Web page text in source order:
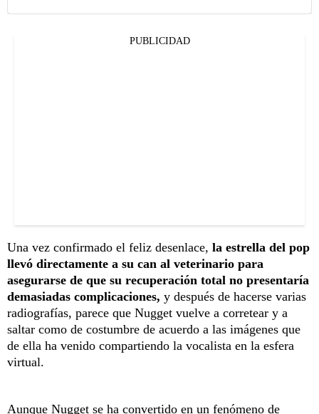
PUBLICIDAD
Una vez confirmado el feliz desenlace, la estrella del pop
llevó directamente a su can al veterinario para
asegurarse de que su recuperación total no presentaría
demasiadas complicaciones, y después de hacerse varias
radiografías, parece que Nugget vuelve a corretear y a
saltar como de costumbre de acuerdo a las imágenes que
de ella ha venido compartiendo la vocalista en la esfera
virtual.
Aunque Nugget se ha convertido en un fenómeno de